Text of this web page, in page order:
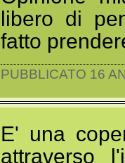
libero di
fatto
PUBBLICATO 16
E' una
attraverso